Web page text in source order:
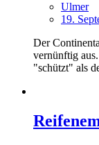
Ulmer
19.
Der
vernünftig
"schützt" als